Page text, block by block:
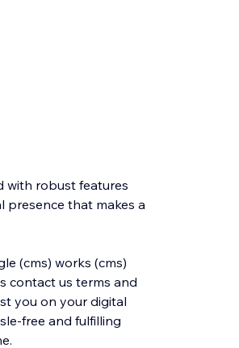
with robust features
presence that makes a
(cms) works (cms)
contact us terms and
you on your digital
free and fulfilling